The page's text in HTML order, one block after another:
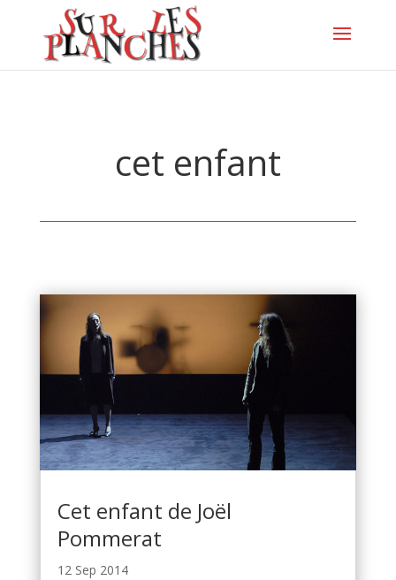
cet enfant
Cet enfant de Joël
Pommerat
12 Sep 2014